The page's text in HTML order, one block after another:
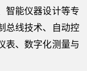
智能仪器设计等专
总线技术、自动控
表、数字化测量与